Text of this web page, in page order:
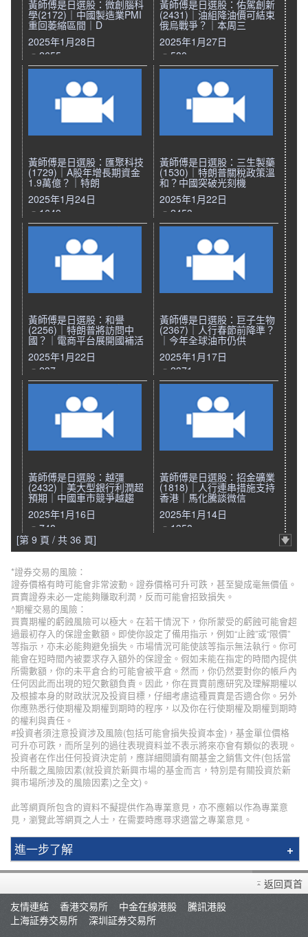
黃師傅是日選股：微創腦科
學(2172)｜中國製造業PMI
重回萎縮區間｜D
2025年1月28日
2655
黃師傅是日選股：佑駕創新
(2431)｜油組降油價可結束
俄烏戰爭？｜本周三
2025年1月27日
580
黃師傅是日選股：匯聚科技
(1729)｜A股年增長期資金
1.9萬億？｜特朗
2025年1月24日
1649
黃師傅是日選股：三生製藥
(1530)｜特朗普關稅政策溫
和？中國突破光刻機
2025年1月22日
2453
黃師傅是日選股：和譽
(2256)｜特朗普將訪問中
國？｜電商平台展開國補活
2025年1月22日
237
黃師傅是日選股：巨子生物
(2367)｜人行春節前降準？
｜今年全球油市仍供
2025年1月17日
2371
黃師傅是日選股：越彊
(2432)｜美大型銀行利潤超
預期｜中國車市競爭越趨
2025年1月16日
748
黃師傅是日選股：招金礦業
(1818)｜人行連串措施支持
香港｜馬化騰談微信
2025年1月14日
1358
[第 9 頁 / 共 36 頁]
*證券交易的風險：
證券價格有時可能會非常波動。證券價格可升可跌，甚至變成毫無價值。
買賣證券未必一定能夠賺取利潤，反而可能會招致損失。
^期權交易的風險：
買賣期權的虧蝕風險可以極大。在若干情況下，你所蒙受的虧蝕可能會超
過最初存入的保證金數額。即使你設定了備用指示，例如“止蝕”或“限價”
等指示，亦未必能夠避免損失。市場情況可能使該等指示無法執行。你可
能會在短時間內被要求存入額外的保證金。假如未能在指定的時間內提供
所需數額，你的未平倉合約可能會被平倉。然而，你仍然要對你的帳戶內
任何因此而出現的短欠數額負責。因此，你在買賣前應研究及理解期權以
及根據本身的財政狀況及投資目標，仔細考慮這種買賣是否適合你。另外
你應熟悉行使期權及期權到期時的程序，以及你在行使期權及期權到期時
的權利與責任。
#投資者須注意投資涉及風險(包括可能會損失投資本金)，基金單位價格
可升亦可跌，而所呈列的過往表現資料並不表示將來亦會有類似的表現。
投資者在作出任何投資決定前，應詳細閱讀有關基金之銷售文件(包括當
中所載之風險因素(就投資於新興市場的基金而言，特別是有關投資於新
興市場所涉及的風險因素)之全文)。
此等網頁所包含的資料不擬提供作為專業意見，亦不應賴以作為專業意
見，瀏覽此等網頁之人士，在需要時應尋求適當之專業意見。
進一步了解
輝立簡介
分行資料
招聘人才
返回頁首
友情連結
香港交易所 中金在線港股
騰訊港股
上海証券交易所
深圳証券交易所